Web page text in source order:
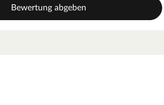
Oberseiten kombiniert ist. Die
Kantenrundung. Durch die leichte
Bewertung abgeben